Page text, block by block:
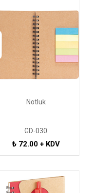
Notluk
GD-030
₺ 72.00 + KDV